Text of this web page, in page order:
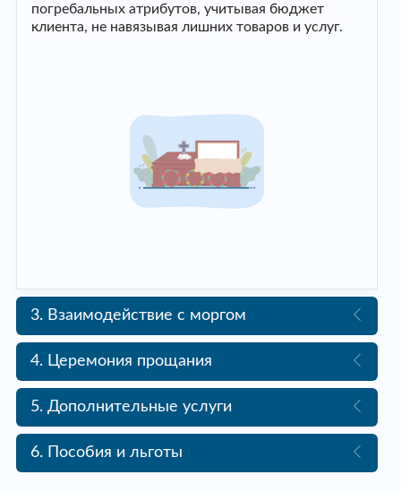
погребальных атрибутов, учитывая бюджет
клиента, не навязывая лишних товаров и услуг.
3. Взаимодействие с моргом
4. Церемония прощания
5. Дополнительные услуги
6. Пособия и льготы